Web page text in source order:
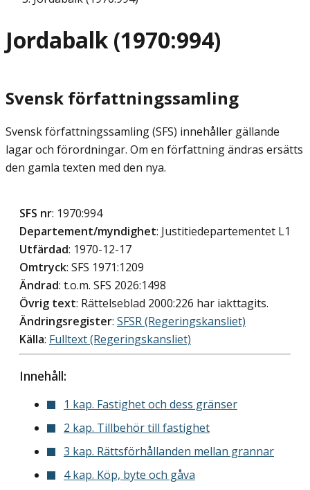
Jordabalk (1970:994)
Svensk författningssamling
Svensk författningssamling (SFS) innehåller gällande
lagar och förordningar. Om en författning ändras ersätts
den gamla texten med den nya.
SFS nr: 1970:994
Departement/myndighet: Justitiedepartementet L1
Utfärdad: 1970-12-17
Omtryck: SFS 1971:1209
Ändrad: t.o.m. SFS 2026:1498
Övrig text: Rättelseblad 2000:226 har iakttagits.
Ändringsregister: SFSR (Regeringskansliet)
Källa: Fulltext (Regeringskansliet)
Innehåll:
1 kap. Fastighet och dess gränser
2 kap. Tillbehör till fastighet
3 kap. Rättsförhållanden mellan grannar
4 kap. Köp, byte och gåva